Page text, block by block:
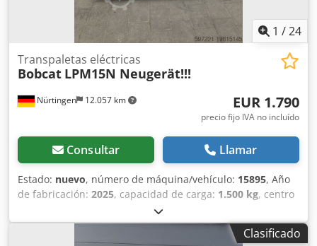
1 /24
Nürtingen 12.057 km
Transpaletas eléctricas
Bobcat LPM15N Neugerät!!!
EUR 1.790
precio fijo IVA no incluído
Consultar Llamar
Estado: nuevo, número de máquina/vehículo: 15895, Año
de fabricación: 2025, capacidad de carga: 1.500 kg, centro
, tipo de combustible:
mástil:otro, altura de construcción:700 mm, longitud de
la horquilla:1.150 mm , tamaño del neumático delantero:,
Clasificado